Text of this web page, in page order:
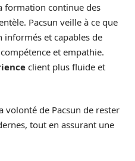
formation continue des
Pacsun veille à ce que
informés et capables de
et empathie.
client plus fluide et
volonté de Pacsun de rester
tout en assurant une